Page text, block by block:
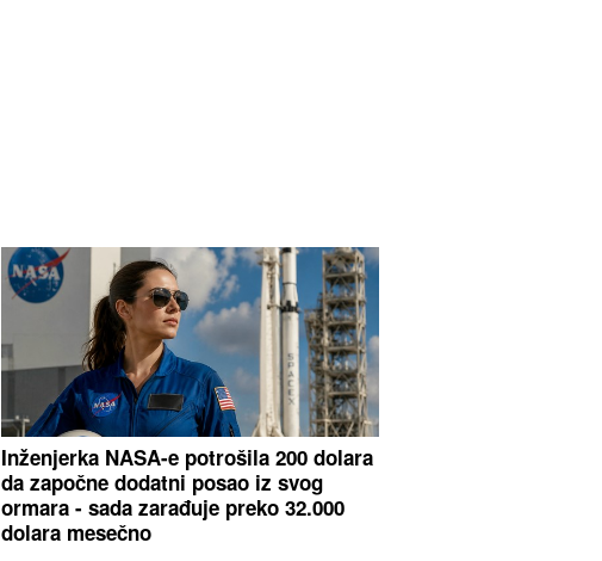
Inženjerka NASA-e potrošila 200 dolara
da započne dodatni posao iz svog
ormara - sada zarađuje preko 32.000
dolara mesečno